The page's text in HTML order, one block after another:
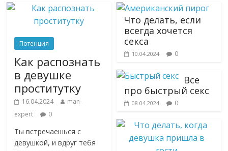
Потенция
Как распознать
в девушке
проститутку
16.04.2024
man-
expert
0
Ты встречаешься с
девушкой, и вдруг тебя
Что делать, если
всегда хочется
секса
10.04.2024 0
Все
про быстрый секс
08.04.2024 0